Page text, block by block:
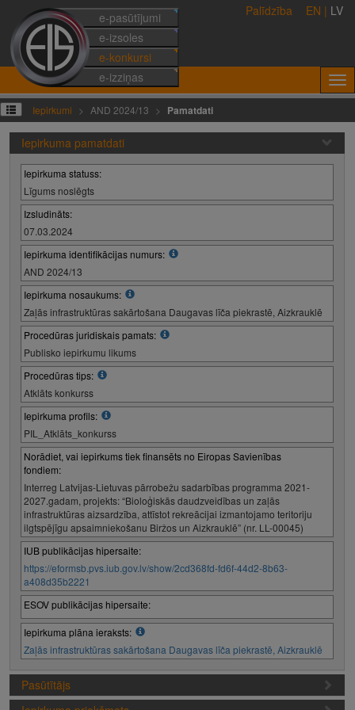
e-pasūtījumi
e-izsoles
e-konkursi
e-izziņas
Palīdzība EN | LV
Iepirkumi AND 2024/13 Pamatdati
Iepirkuma pamatdati
Iepirkuma statuss:
Līgums noslēgts
Izsludināts:
07.03.2024
Iepirkuma identifikācijas numurs:
AND 2024/13
Iepirkuma nosaukums:
Zaļās infrastruktūras sakārtošana Daugavas līča piekrastē, Aizkrauklē
Procedūras juridiskais pamats:
Publisko iepirkumu likums
Procedūras tips:
Atklāts konkurss
Iepirkuma profils:
PIL_Atklāts_konkurss
Norādiet, vai iepirkums tiek finansēts no Eiropas Savienības
fondiem:
Interreg Latvijas-Lietuvas pārrobežu sadarbības programma 2021-
2027.gadam, projekts: “Bioloģiskās daudzveidības un zaļās
infrastruktūras aizsardzība, attīstot rekreācijai izmantojamo teritoriju
ilgtspējīgu apsaimniekošanu Biržos un Aizkrauklē” (nr. LL-00045)
IUB publikācijas hipersaite:
https://eformsb.pvs.iub.gov.lv/show/2cd368fd-fd6f-44d2-8b63-
a408d35b2221
ESOV publikācijas hipersaite:
Iepirkuma plāna ieraksts:
Zaļās infrastruktūras sakārtošana Daugavas līča piekrastē, Aizkrauklē
Pasūtītājs